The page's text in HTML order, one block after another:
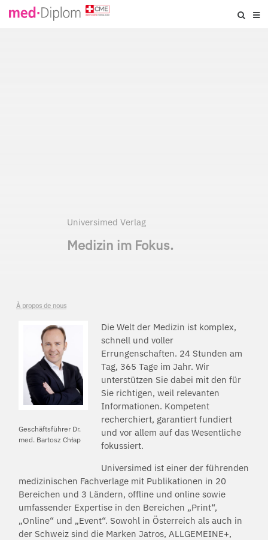
Universimed Verlag
Medizin im Fokus.
À propos de nous
Geschäftsführer Dr.
med. Bartosz Chłap
Die Welt der Medizin ist komplex,
schnell und voller
Errungenschaften. 24 Stunden am
Tag, 365 Tage im Jahr. Wir
unterstützen Sie dabei mit den für
Sie richtigen, weil relevanten
Informationen. Kompetent
recherchiert, garantiert fundiert
und vor allem auf das Wesentliche
fokussiert.
Universimed ist einer der führenden
medizinischen Fachverlage mit Publikationen in 20
Bereichen und 3 Ländern, offline und online sowie
umfassender Expertise in den Bereichen „Print“,
„Online“ und „Event“. Sowohl in Österreich als auch in
der Schweiz sind die Marken Jatros, ALLGEMEINE+,